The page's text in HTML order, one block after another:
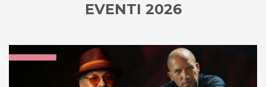
EVENTI 2026